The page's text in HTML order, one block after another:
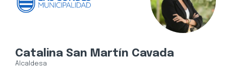
Catalina San Martín Cavada
Alcaldesa